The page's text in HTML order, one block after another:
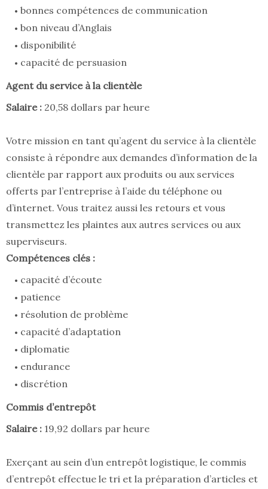
bonnes compétences de communication
bon niveau d’Anglais
disponibilité
capacité de persuasion
Agent du service à la clientèle
Salaire : 20,58 dollars par heure
Votre mission en tant qu’agent du service à la clientèle
consiste à répondre aux demandes d’information de la
clientèle par rapport aux produits ou aux services
offerts par l’entreprise à l’aide du téléphone ou
d’internet. Vous traitez aussi les retours et vous
transmettez les plaintes aux autres services ou aux
superviseurs.
Compétences clés :
capacité d’écoute
patience
résolution de problème
capacité d’adaptation
diplomatie
endurance
discrétion
Commis d’entrepôt
Salaire : 19,92 dollars par heure
Exerçant au sein d’un entrepôt logistique, le commis
d’entrepôt effectue le tri et la préparation d’articles et